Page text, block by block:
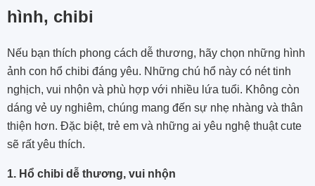
hình, chibi
Nếu bạn thích phong cách dễ thương, hãy chọn những hình
ảnh con hổ chibi đáng yêu. Những chú hổ này có nét tinh
nghịch, vui nhộn và phù hợp với nhiều lứa tuổi. Không còn
dáng vẻ uy nghiêm, chúng mang đến sự nhẹ nhàng và thân
thiện hơn. Đặc biệt, trẻ em và những ai yêu nghệ thuật cute
sẽ rất yêu thích.
1. Hổ chibi dễ thương, vui nhộn